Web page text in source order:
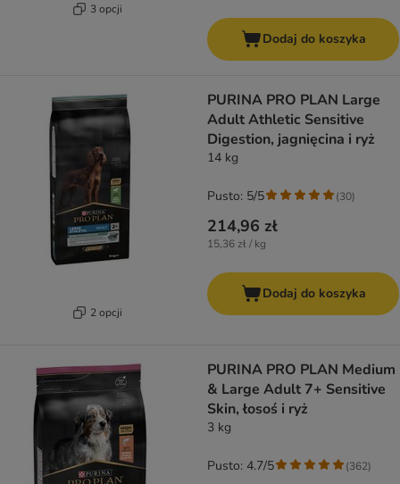
3 opcji
Dodaj do koszyka
2 opcji
PURINA PRO PLAN Large
Adult Athletic Sensitive
Digestion, jagnięcina i ryż
14 kg
214,96 zł
15,36 zł / kg
Pusto: 5/5 (30)
Dodaj do koszyka
PURINA PRO PLAN Medium
& Large Adult 7+ Sensitive
Skin, łosoś i ryż
3 kg
Pusto: 4.7/5 (362)